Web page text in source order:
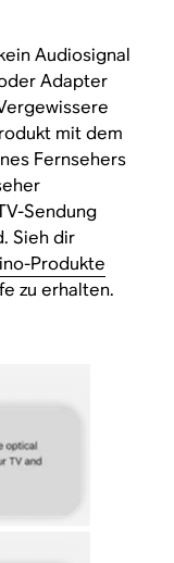
Audiosignal
Adapter
mit dem
Fernsehers
Sendung
Sieh dir
Produkte
zu erhalten.